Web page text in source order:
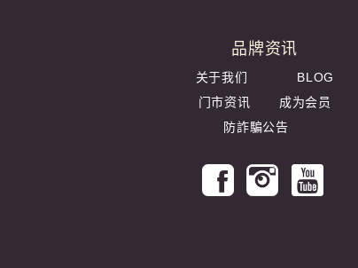
品牌资讯
关于我们
BLOG
门市资讯
成为会员
防詐騙公告